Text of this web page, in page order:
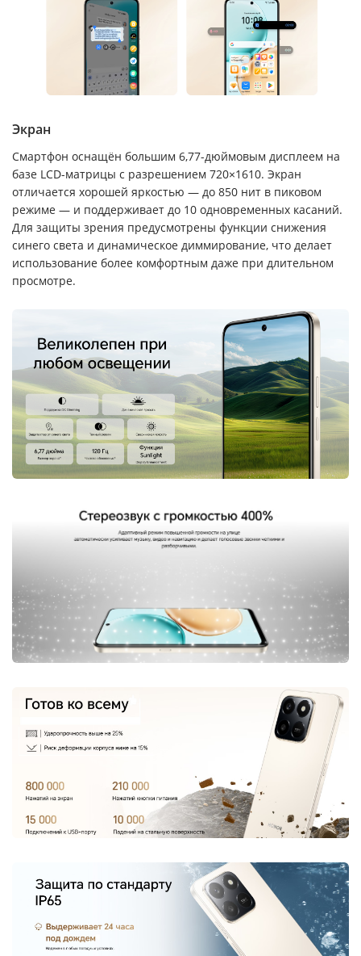
Экран
Смартфон оснащён большим 6,77-дюймовым дисплеем на
базе LCD-матрицы с разрешением 720×1610. Экран
отличается хорошей яркостью — до 850 нит в пиковом
режиме — и поддерживает до 10 одновременных касаний.
Для защиты зрения предусмотрены функции снижения
синего света и динамическое диммирование, что делает
использование более комфортным даже при длительном
просмотре.